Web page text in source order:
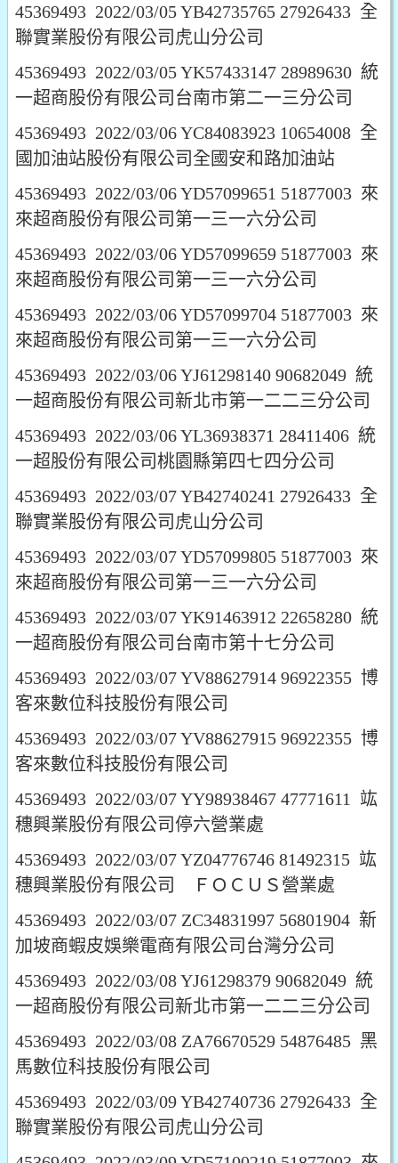
45369493 2022/03/05 YB42735765 27926433 全
聯實業股份有限公司虎山分公司
45369493 2022/03/05 YK57433147 28989630 統
一超商股份有限公司台南市第二一三分公司
45369493 2022/03/06 YC84083923 10654008 全
國加油站股份有限公司全國安和路加油站
45369493 2022/03/06 YD57099651 51877003 來
來超商股份有限公司第一三一六分公司
45369493 2022/03/06 YD57099659 51877003 來
來超商股份有限公司第一三一六分公司
45369493 2022/03/06 YD57099704 51877003 來
來超商股份有限公司第一三一六分公司
45369493 2022/03/06 YJ61298140 90682049 統
一超商股份有限公司新北市第一二二三分公司
45369493 2022/03/06 YL36938371 28411406 統
一超股份有限公司桃園縣第四七四分公司
45369493 2022/03/07 YB42740241 27926433 全
聯實業股份有限公司虎山分公司
45369493 2022/03/07 YD57099805 51877003 來
來超商股份有限公司第一三一六分公司
45369493 2022/03/07 YK91463912 22658280 統
一超商股份有限公司台南市第十七分公司
45369493 2022/03/07 YV88627914 96922355 博
客來數位科技股份有限公司
45369493 2022/03/07 YV88627915 96922355 博
客來數位科技股份有限公司
45369493 2022/03/07 YY98938467 47771611 竑
穗興業股份有限公司停六營業處
45369493 2022/03/07 YZ04776746 81492315 竑
穗興業股份有限公司 ＦＯＣＵＳ營業處
45369493 2022/03/07 ZC34831997 56801904 新
加坡商蝦皮娛樂電商有限公司台灣分公司
45369493 2022/03/08 YJ61298379 90682049 統
一超商股份有限公司新北市第一二二三分公司
45369493 2022/03/08 ZA76670529 54876485 黑
馬數位科技股份有限公司
45369493 2022/03/09 YB42740736 27926433 全
聯實業股份有限公司虎山分公司